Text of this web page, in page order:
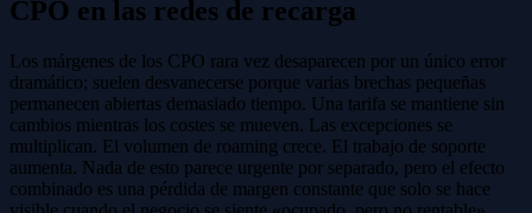
CPO en las redes de recarga
Los márgenes de los CPO rara vez desaparecen por un único error
dramático; suelen desvanecerse porque varias brechas pequeñas
permanecen abiertas demasiado tiempo. Una tarifa se mantiene sin
cambios mientras los costes se mueven. Las excepciones se
multiplican. El volumen de roaming crece. El trabajo de soporte
aumenta. Nada de esto parece urgente por separado, pero el efecto
combinado es una pérdida de margen constante que solo se hace